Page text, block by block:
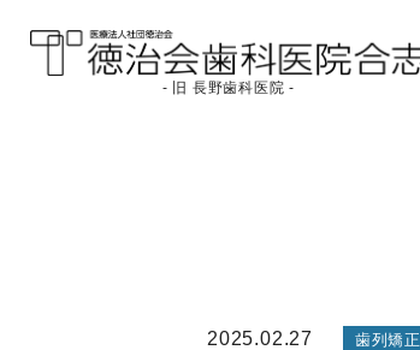
医療法人社団徳治会
- 旧 長野歯科医院 -
2025.02.27 歯列矯正